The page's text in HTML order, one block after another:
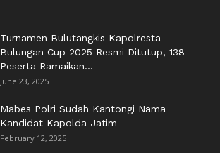
Turnamen Bulutangkis Kapolresta
Bulungan Cup 2025 Resmi Ditutup, 138
Peserta Ramaikan...
June 23, 2025
Mabes Polri Sudah Kantongi Nama
Kandidat Kapolda Jatim
February 12, 2025